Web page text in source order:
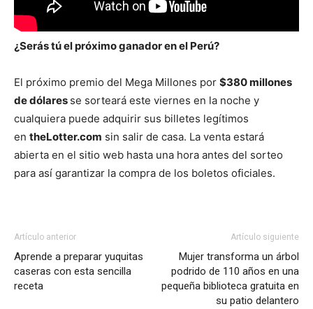
¿Serás tú el próximo ganador en el Perú?
El próximo premio del Mega Millones por $380 millones
de dólares se sorteará este viernes en la noche y
cualquiera puede adquirir sus billetes legítimos
en theLotter.com sin salir de casa. La venta estará
abierta en el sitio web hasta una hora antes del sorteo
para así garantizar la compra de los boletos oficiales.
Artículo anterior
Aprende a preparar yuquitas
caseras con esta sencilla
receta
Artículo siguiente
Mujer transforma un árbol
podrido de 110 años en una
pequeña biblioteca gratuita en
su patio delantero